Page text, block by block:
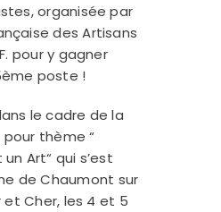
organisée par
des Artisans
pour y gagner
poste !
le cadre de la
thème “
Art“ qui s’est
de Chaumont sur
et Cher, les 4 et 5